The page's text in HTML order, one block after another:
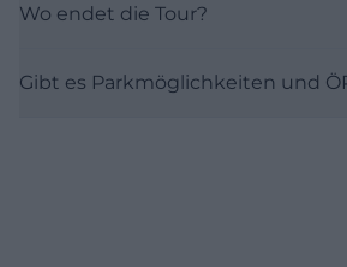
Wo endet die Tour?
Gibt es Parkmöglichkeiten und